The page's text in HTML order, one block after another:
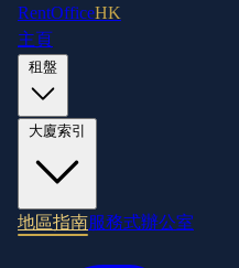
RentOfficeHK
主頁
地區指南服務式辦公室